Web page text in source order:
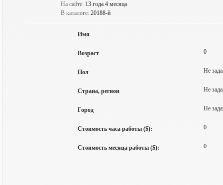
На сайте: 13 года 4 месяца
В каталоге: 20188-й
Имя
Возраст 0
Пол Не
Страна, регион Не
Город Не
Стоимость часа работы ($): 0
Стоимость месяца работы ($): 0